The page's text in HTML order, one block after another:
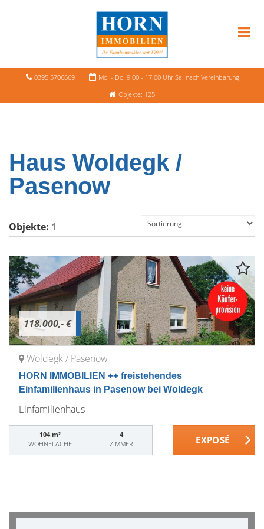
0395 5706669
Mo. - Do. 9.00 - 17.00 Uhr Sa. nach Vereinbarung
Objekte: 125
Haus Woldegk /
Pasenow
Objekte: 1
118.000,- €
Woldegk / Pasenow
HORN IMMOBILIEN ++ freistehendes
Einfamilienhaus in Pasenow bei Woldegk
Einfamilienhaus
104 m²
WOHNFLÄCHE
4
ZIMMER